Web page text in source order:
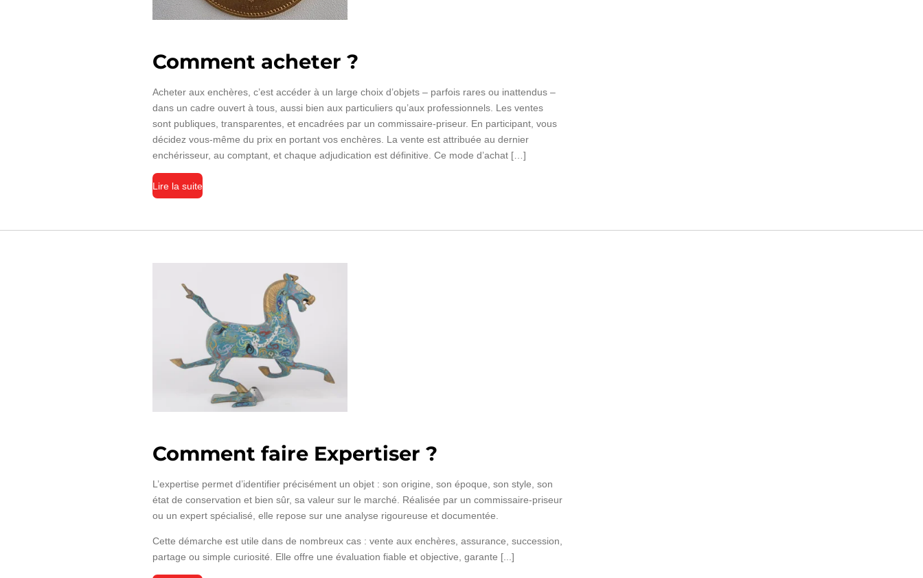
Comment acheter ?
Acheter aux enchères, c’est accéder à un large choix d’objets – parfois rares ou inattendus –
dans un cadre ouvert à tous, aussi bien aux particuliers qu’aux professionnels. Les ventes
sont publiques, transparentes, et encadrées par un commissaire-priseur. En participant, vous
décidez vous-même du prix en portant vos enchères. La vente est attribuée au dernier
enchérisseur, au comptant, et chaque adjudication est définitive. Ce mode d’achat […]
Lire la suite
Comment faire Expertiser ?
L’expertise permet d’identifier précisément un objet : son origine, son époque, son style, son
état de conservation et bien sûr, sa valeur sur le marché. Réalisée par un commissaire-priseur
ou un expert spécialisé, elle repose sur une analyse rigoureuse et documentée.
Cette démarche est utile dans de nombreux cas : vente aux enchères, assurance, succession,
partage ou simple curiosité. Elle offre une évaluation fiable et objective, garante [...]